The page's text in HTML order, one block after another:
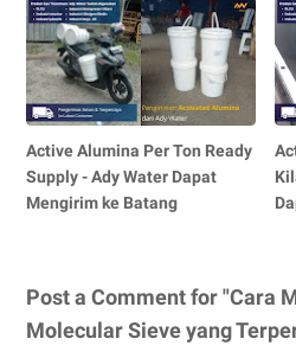
Active Alumina Per Ton Ready
Supply - Ady Water Dapat
Mengirim ke Batang
Post a Comment for "Cara
Molecular Sieve yang